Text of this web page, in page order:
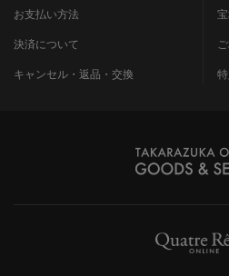
お支払い方法
決済について
キャンセル・返品・交換